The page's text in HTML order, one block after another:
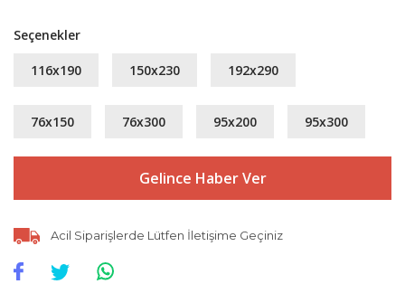
Seçenekler
116x190 150x230 192x290
76x150 76x300 95x200 95x300
Gelince Haber Ver
Acil Siparişlerde Lütfen İletişime Geçiniz